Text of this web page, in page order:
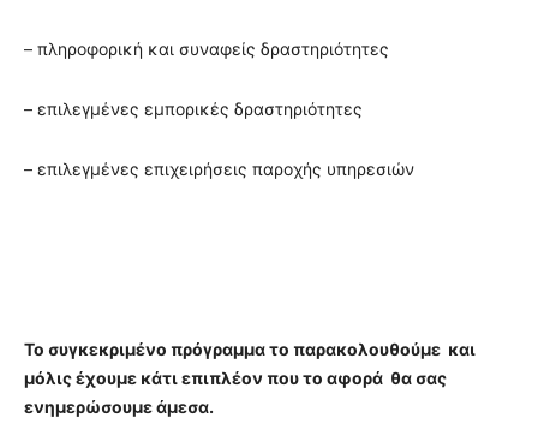
– πληροφορική και συναφείς δραστηριότητες
– επιλεγμένες εμπορικές δραστηριότητες
– επιλεγμένες επιχειρήσεις παροχής υπηρεσιών
Το συγκεκριμένο πρόγραμμα το παρακολουθούμε και
μόλις έχουμε κάτι επιπλέον που το αφορά θα σας
ενημερώσουμε άμεσα.